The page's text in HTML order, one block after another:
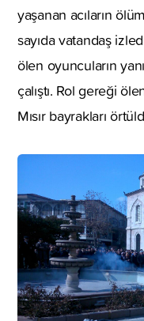
yaşanan acıların
sayıda vatandaş
ölen oyuncuların
çalıştı. Rol gereği
Mısır bayrakları